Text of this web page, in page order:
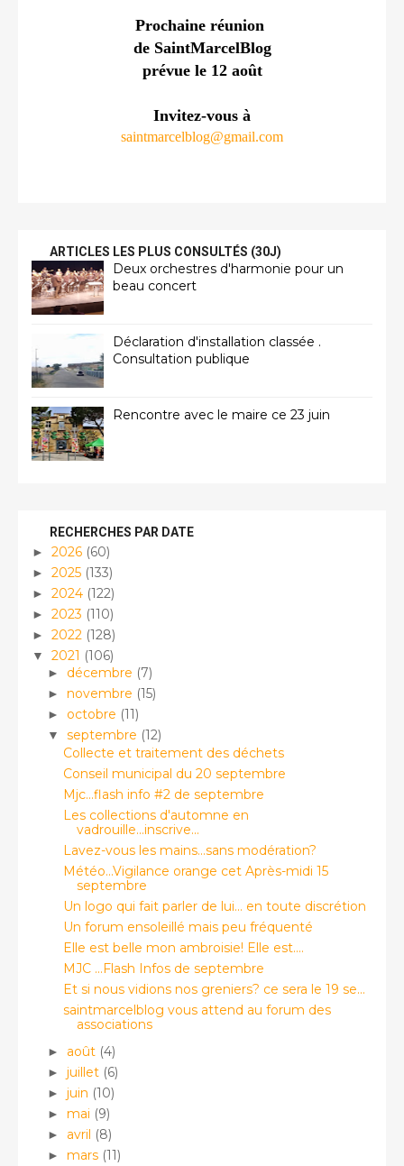
Prochaine réunion
de SaintMarcelBlog
prévue le 12 août
Invitez-vous à
saintmarcelblog@gmail.com
ARTICLES LES PLUS CONSULTÉS (30J)
Deux orchestres d'harmonie pour un
beau concert
Déclaration d'installation classée .
Consultation publique
Rencontre avec le maire ce 23 juin
RECHERCHES PAR DATE
► 2026 (60)
► 2025 (133)
► 2024 (122)
► 2023 (110)
► 2022 (128)
▼ 2021 (106)
► décembre (7)
► novembre (15)
► octobre (11)
▼ septembre (12)
Collecte et traitement des déchets
Conseil municipal du 20 septembre
Mjc...flash info #2 de septembre
Les collections d'automne en
vadrouille...inscrive...
Lavez-vous les mains...sans modération?
Météo...Vigilance orange cet Après-midi 15
septembre
Un logo qui fait parler de lui... en toute discrétion
Un forum ensoleillé mais peu fréquenté
Elle est belle mon ambroisie! Elle est....
MJC ...Flash Infos de septembre
Et si nous vidions nos greniers? ce sera le 19 se...
saintmarcelblog vous attend au forum des
associations
► août (4)
► juillet (6)
► juin (10)
► mai (9)
► avril (8)
► mars (11)